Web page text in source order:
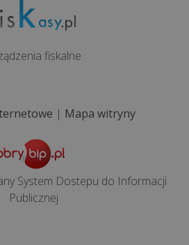
fiskalne
| Mapa witryny
System Dostepu do Informacji
Publicznej